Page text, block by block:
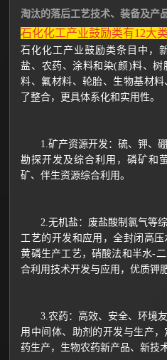
淘汰的落后工艺技术、装备及产
石化化工产业鼓励类有12大类
石化化工产业鼓励类条目中，
盐、农药、涂料和染(颜)料、
料、氟材料、轮胎、生物基材
了整合，更具体系化和实用性。
1.矿产资源开发：硫、钾、硼
勘探开发及综合利用，磷矿和
矿、伴生资源综合利用。
2.无机盐：废盐酸制氯气等综
工艺的开发和应用，全封闭高
黄磷生产工艺，硝酸法和半水-
合利用技术开发与应用，优质钾
3.农药：高效、安全、环境友
用中间体、助剂的开发与生产
药生产，生物农药新产品、新技